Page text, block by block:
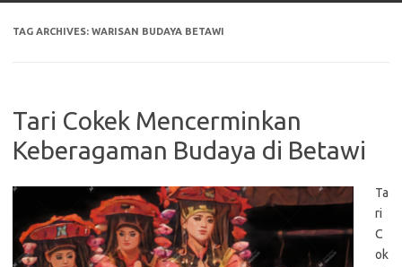
TAG ARCHIVES: WARISAN BUDAYA BETAWI
Tari Cokek Mencerminkan
Keberagaman Budaya di Betawi
Ta
ri
C
ok